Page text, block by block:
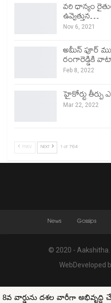
వరి ధాన్యం
ఉవ్వెత్తున…
Nov 6, 2021
అమీన్ పూర్
రంగారెడ్డికి
Feb 8, 2022
హైకోర్టు తీర్పు
Mar 22, 2022
PREV NEXT 1 of 764
News Gossips
© 2020 - Aakshitha.
WebDeveloped
8వ వార్డును దశల వారీగా అభివృద్ధి